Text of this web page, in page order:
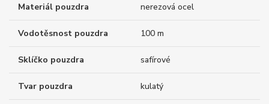
Materiál pouzdra nerezová ocel
Vodotěsnost pouzdra 100 m
Sklíčko pouzdra safírové
Tvar pouzdra kulatý